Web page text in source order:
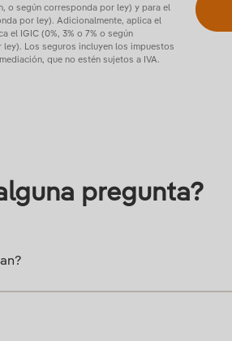
o según corresponda por ley) y para el
por ley). Adicionalmente, aplica el
el IGIC (0%, 3% o 7% o según
ley). Los seguros incluyen los impuestos
que no estén sujetos a IVA.
pregunta?